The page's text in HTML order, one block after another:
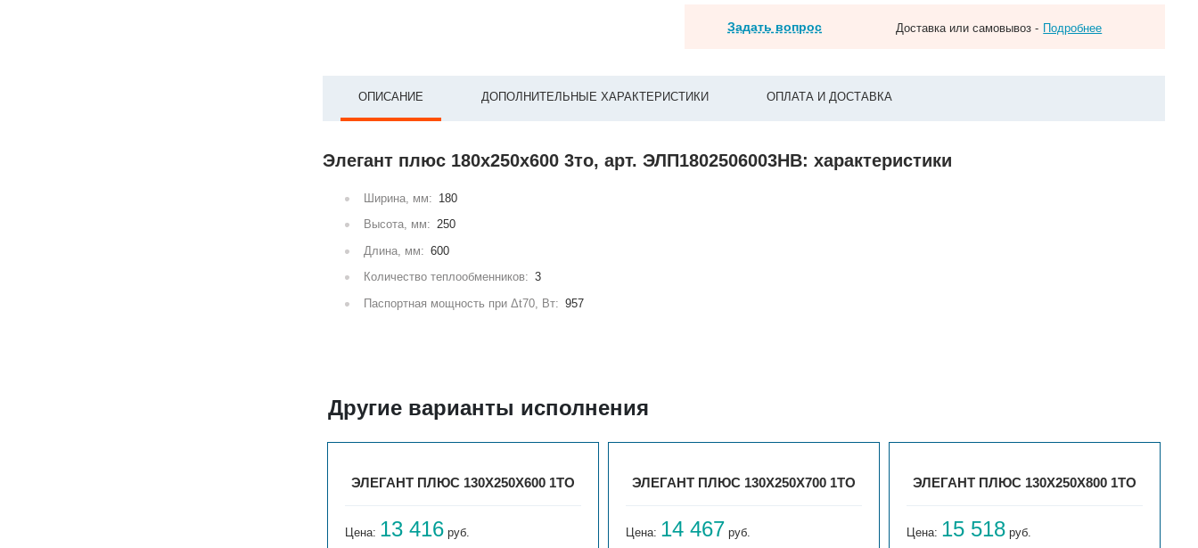
Задать вопрос Доставка или самовывоз - Подробнее
ОПИСАНИЕ ДОПОЛНИТЕЛЬНЫЕ ХАРАКТЕРИСТИКИ ОПЛАТА И ДОСТАВКА
Элегант плюс 180x250x600 3то, арт. ЭЛП1802506003НВ: характеристики
Ширина, мм: 180
Высота, мм: 250
Длина, мм: 600
Количество теплообменников: 3
Паспортная мощность при Δt70, Вт: 957
Другие варианты исполнения
ЭЛЕГАНТ ПЛЮС 130X250X600 1ТО
Цена: 13 416 руб.
ЭЛЕГАНТ ПЛЮС 130X250X700 1ТО
Цена: 14 467 руб.
ЭЛЕГАНТ ПЛЮС 130X250X800 1ТО
Цена: 15 518 руб.